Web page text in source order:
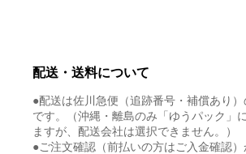
配送・送料について
●配送は佐川急便（追跡番号・補償あり）
です。（沖縄・離島のみ「ゆうパック」
ますが、配送会社は選択できません。）
●ご注文確認（前払いの方はご入金確認）